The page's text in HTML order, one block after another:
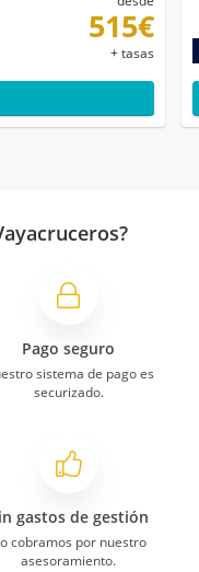
515€
+ tasas
Pago seguro
sistema de pago es
securizado.
gastos de gestión
cobramos por nuestro
asesoramiento.